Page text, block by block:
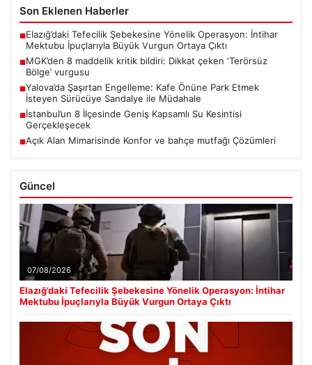
Son Eklenen Haberler
■Elazığ’daki Tefecilik Şebekesine Yönelik Operasyon: İntihar
Mektubu İpuçlarıyla Büyük Vurgun Ortaya Çıktı
■MGK’den 8 maddelik kritik bildiri: Dikkat çeken ‘Terörsüz
Bölge’ vurgusu
■Yalova’da Şaşırtan Engelleme: Kafe Önüne Park Etmek
İsteyen Sürücüye Sandalye ile Müdahale
■İstanbul’un 8 İlçesinde Geniş Kapsamlı Su Kesintisi
Gerçekleşecek
■Açık Alan Mimarisinde Konfor ve bahçe mutfağı Çözümleri
Güncel
07/08/2026
Elazığ’daki Tefecilik Şebekesine Yönelik Operasyon: İntihar
Mektubu İpuçlarıyla Büyük Vurgun Ortaya Çıktı